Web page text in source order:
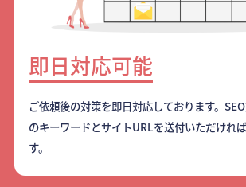
即日対応可能
ご依頼後の対策を即日対応しております。
のキーワードとサイトURLを送付いただけれ
す。